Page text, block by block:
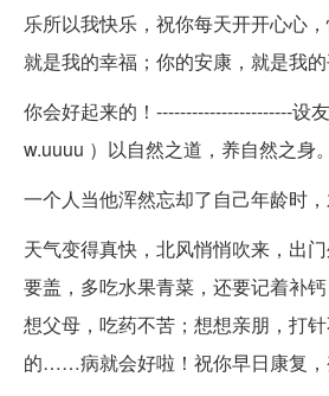
乐所以我快乐，祝你每天开开心心
就是我的幸福；你的安康，就是我的
你会好起来的！-----------------------设
w.uuuu ）以自然之道，养自然之身。
一个人当他浑然忘却了自己年龄时，
天气变得真快，北风悄悄吹来，出
要盖，多吃水果青菜，还要记着补
想父母，吃药不苦；想想亲朋，打
的……病就会好啦！祝你早日康复，